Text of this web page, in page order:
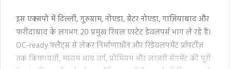
इस एक्सपो में दिल्ली, गुरुग्राम, नोएडा, ग्रेटर नोएडा, गाज़ियाबाद और
फरीदाबाद के लगभग 20 प्रमुख रियल एस्टेट डेवलपर्स भाग ले रहे हैं।
OC-ready फ्लैट्स से लेकर निर्माणाधीन और रिडेवलपमेंट प्रॉपर्टीज़
तक किफायती, मध्यम आय वर्ग, प्रीमियम और लग्ज़री सेगमेंट की पूरी